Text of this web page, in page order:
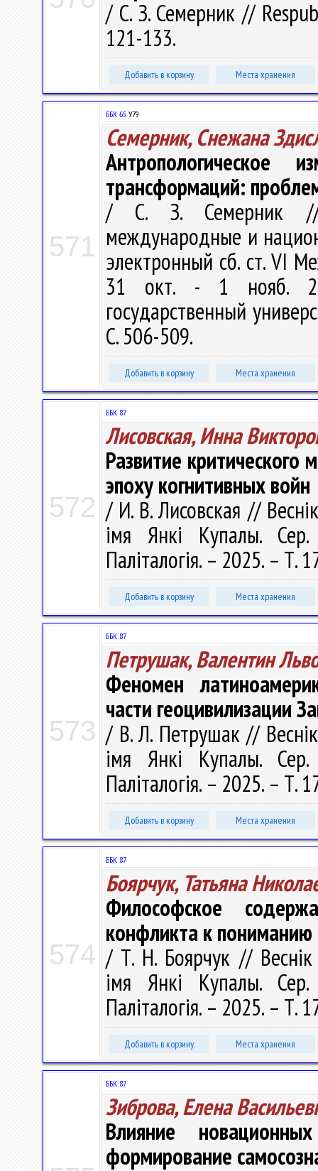
/ С. З. Семерник //
121-133.
Добавить в корзину Места хранения
571
ББК 65.У79
Семерник, Снежана
Антропологическое
трансформаций:
/ С. З. Семерник //
международные и
электронный сб. ст. VI
31 окт. - 1 нояб.
государственный
С. 506-509.
Добавить в корзину Места хранения
572
ББК 87
Лисовская, Инна
Развитие
эпоху когнитивных войн
/ И. В. Лисовская //
імя Янкі Купалы. Сер.
Паліталогія. – 2025. –
Добавить в корзину Места хранения
573
ББК 87
Петрушак, Валентин
Феномен
части геоцивилизации
/ В. Л. Петрушак // Веснік
імя Янкі Купалы. Сер.
Паліталогія. – 2025. –
Добавить в корзину Места хранения
574
ББК 87
Боярчук, Татьяна
Философское
конфликта к пониманию
/ Т. Н. Боярчук // Веснік
імя Янкі Купалы. Сер.
Паліталогія. – 2025. –
Добавить в корзину Места хранения
ББК 87
Зиброва, Елена
Влияние
формирование